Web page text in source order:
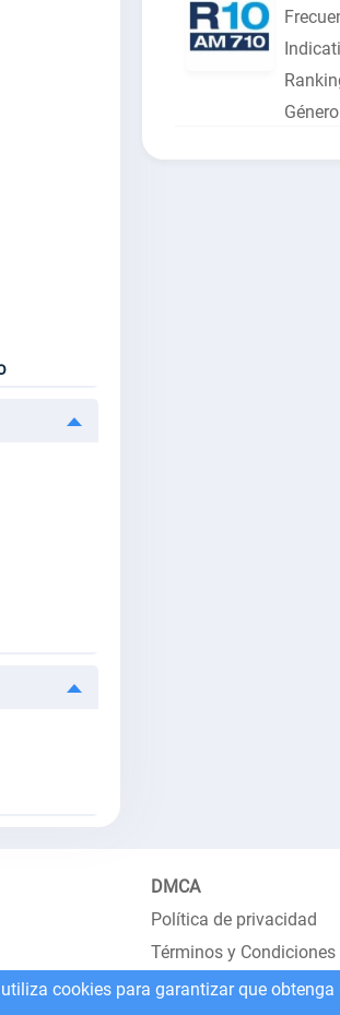
DMCA
Política de privacidad
Términos y Condiciones
cookies para garantizar que